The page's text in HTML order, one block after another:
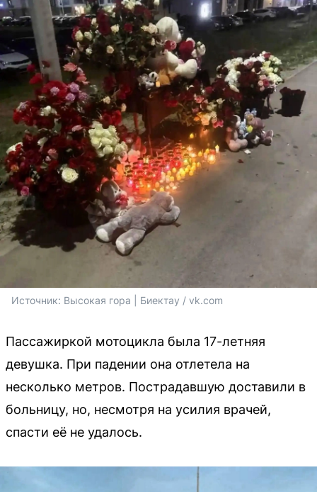
Источник: Высокая гора | Биектау / vk.com
Пассажиркой мотоцикла была 17-летняя
девушка. При падении она отлетела на
несколько метров. Пострадавшую доставили в
больницу, но, несмотря на усилия врачей,
спасти её не удалось.